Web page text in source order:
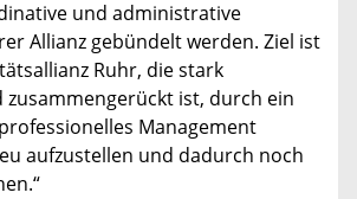
und administrative
Allianz gebündelt werden. Ziel ist
Ruhr, die stark
zusammengerückt ist, durch ein
Management
aufzustellen und dadurch noch